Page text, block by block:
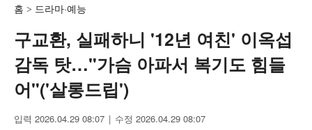
홈 드라마·예능
구교환, 실패하니 '12년 여친' 이옥섭
감독 탓…"가슴 아파서 복기도 힘들
어"('살롱드립')
입력 2026.04.29 08:07 수정 2026.04.29 08:07